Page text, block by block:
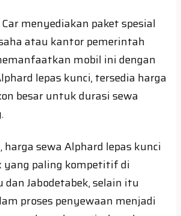
menyediakan paket spesial
atau kantor pemerintah
mobil ini dengan
lepas kunci, tersedia harga
besar untuk durasi sewa
harga sewa Alphard lepas kunci
yang paling kompetitif di
Jabodetabek, selain itu
proses penyewaan menjadi